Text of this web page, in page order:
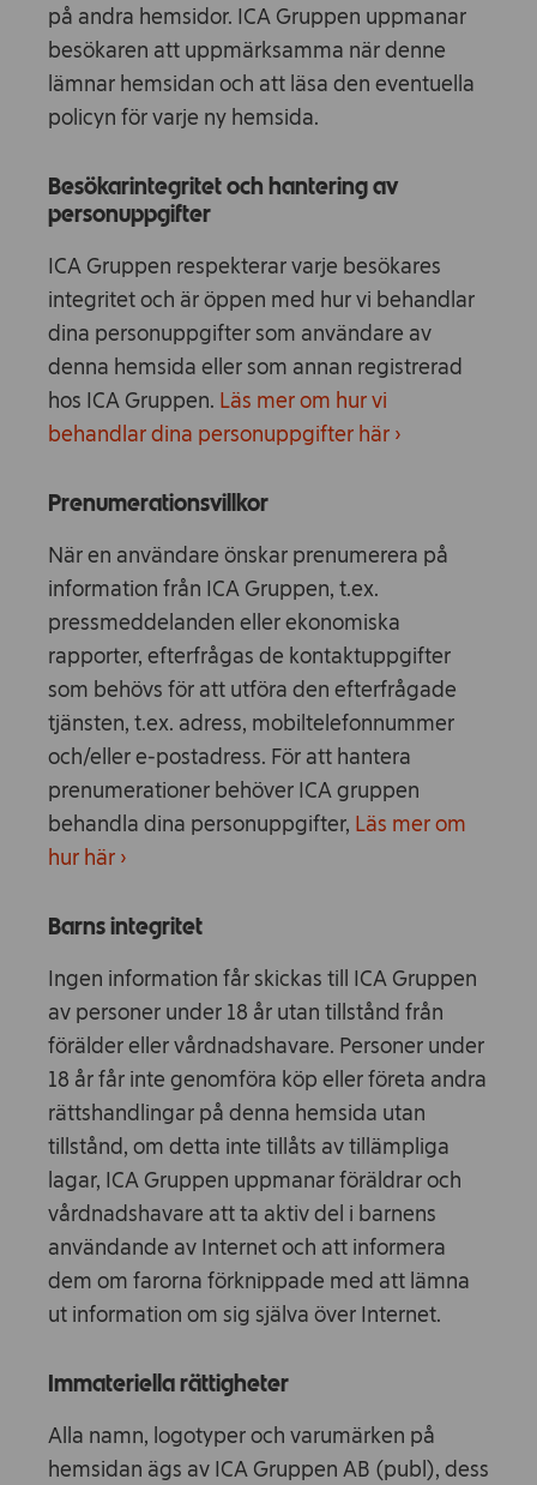
på andra hemsidor. ICA Gruppen uppmanar
besökaren att uppmärksamma när denne
lämnar hemsidan och att läsa den eventuella
policyn för varje ny hemsida.
Besökarintegritet och hantering av
personuppgifter
ICA Gruppen respekterar varje besökares
integritet och är öppen med hur vi behandlar
dina personuppgifter som användare av
denna hemsida eller som annan registrerad
hos ICA Gruppen. Läs mer om hur vi
behandlar dina personuppgifter här ›
Prenumerationsvillkor
När en användare önskar prenumerera på
information från ICA Gruppen, t.ex.
pressmeddelanden eller ekonomiska
rapporter, efterfrågas de kontaktuppgifter
som behövs för att utföra den efterfrågade
tjänsten, t.ex. adress, mobiltelefonnummer
och/eller e-postadress. För att hantera
prenumerationer behöver ICA gruppen
behandla dina personuppgifter, Läs mer om
hur här ›
Barns integritet
Ingen information får skickas till ICA Gruppen
av personer under 18 år utan tillstånd från
förälder eller vårdnadshavare. Personer under
18 år får inte genomföra köp eller företa andra
rättshandlingar på denna hemsida utan
tillstånd, om detta inte tillåts av tillämpliga
lagar, ICA Gruppen uppmanar föräldrar och
vårdnadshavare att ta aktiv del i barnens
användande av Internet och att informera
dem om farorna förknippade med att lämna
ut information om sig själva över Internet.
Immateriella rättigheter
Alla namn, logotyper och varumärken på
hemsidan ägs av ICA Gruppen AB (publ), dess